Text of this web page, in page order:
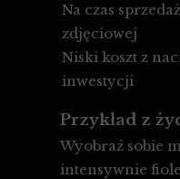
Przykład z
Wyobraź sobie
intensywnie
Na czas
zdjęciowej
Niski koszt z
inwestycji